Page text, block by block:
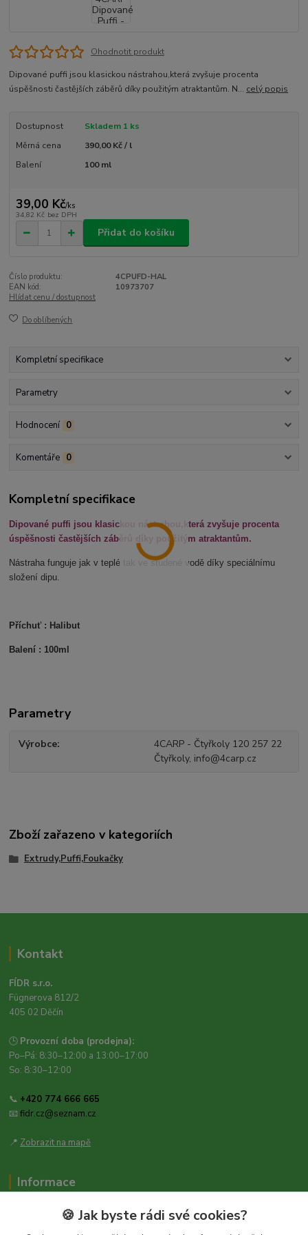
Ohodnotit produkt
Dipované puffi jsou klasickou nástrahou,která zvyšuje procenta
úspěšnosti častějších záběrů díky použitým atraktantům. N... celý popis
Dostupnost
Skladem 1 ks
Měrná cena
390,00 Kč / l
Balení
100 ml
39,00 Kč/ks
34,82 Kč bez DPH
Přidat do košíku
Číslo produktu:
4CPUFD-HAL
EAN kód:
10973707
Hlídat cenu / dostupnost
Do oblíbených
Kompletní specifikace
Parametry
Hodnocení 0
Komentáře 0
Kompletní specifikace
Dipované puffi jsou klasickou nástrahou,která zvyšuje procenta
úspěšnosti častějších záběrů díky použitým atraktantům.
Nástraha funguje jak v teplé tak ve studené vodě díky speciálnímu
složení dipu.
Příchuť : Halibut
Balení : 100ml
Parametry
Výrobce
4CARP - Čtyřkoly 120 257 22
Čtyřkoly, info@4carp.cz
Zboží zařazeno v kategoriích
Extrudy,Puffi,Foukačky
Kontakt
FÍDR s.r.o.
Fügnerova 812/2
405 02 Děčín
🕒 Provozní doba (prodejna):
Po–Pá: 8:30–12:00 a 13:00–17:00
So: 8:30–12:00
📞 +420 774 666 665
📧fidr.cz@seznam.cz
📍 Zobrazit na mapě
Informace
Zásady ochrany osobních údajů
🍪 Jak byste rádi své cookies?